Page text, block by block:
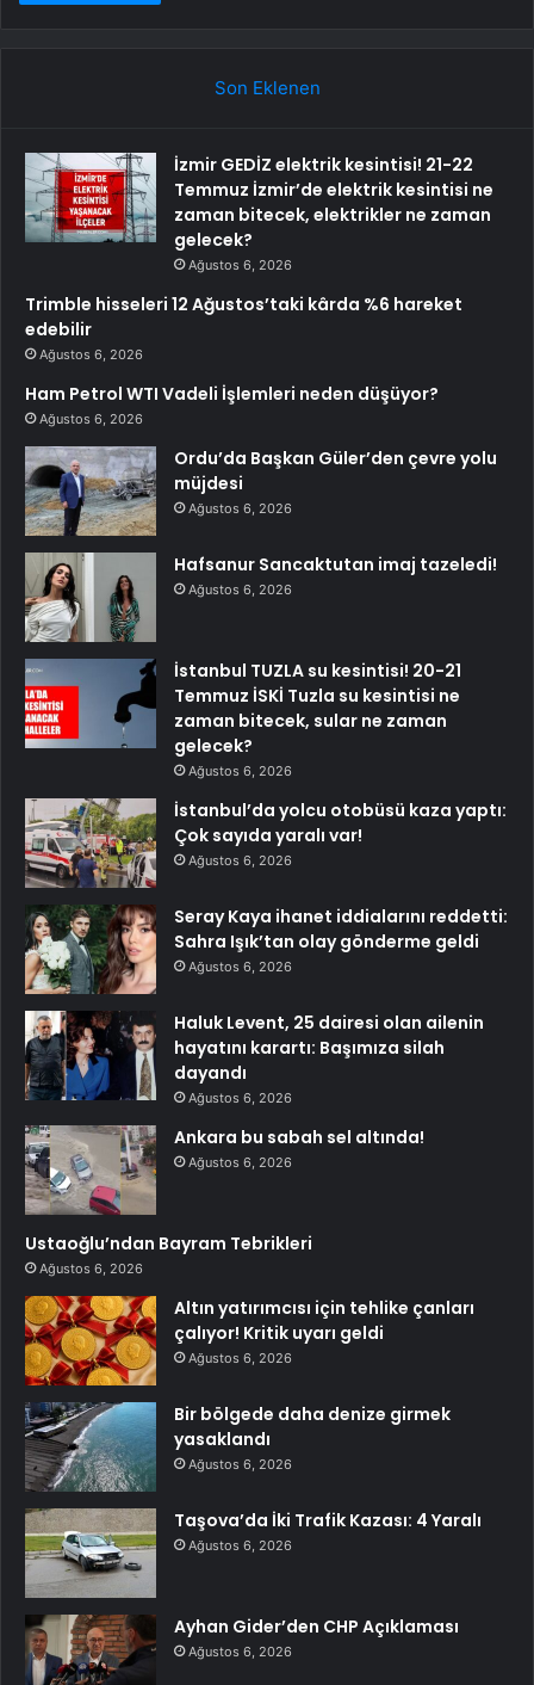
Son Eklenen
İzmir GEDİZ elektrik kesintisi! 21-22
Temmuz İzmir’de elektrik kesintisi ne
zaman bitecek, elektrikler ne zaman
gelecek?
Ağustos 6, 2026
Trimble hisseleri 12 Ağustos’taki kârda %6 hareket
edebilir
Ağustos 6, 2026
Ham Petrol WTI Vadeli İşlemleri neden düşüyor?
Ağustos 6, 2026
Ordu’da Başkan Güler’den çevre yolu
müjdesi
Ağustos 6, 2026
Hafsanur Sancaktutan imaj tazeledi!
Ağustos 6, 2026
İstanbul TUZLA su kesintisi! 20-21
Temmuz İSKİ Tuzla su kesintisi ne
zaman bitecek, sular ne zaman
gelecek?
Ağustos 6, 2026
İstanbul’da yolcu otobüsü kaza yaptı:
Çok sayıda yaralı var!
Ağustos 6, 2026
Seray Kaya ihanet iddialarını reddetti:
Sahra Işık’tan olay gönderme geldi
Ağustos 6, 2026
Haluk Levent, 25 dairesi olan ailenin
hayatını karartı: Başımıza silah
dayandı
Ağustos 6, 2026
Ankara bu sabah sel altında!
Ağustos 6, 2026
Ustaoğlu’ndan Bayram Tebrikleri
Ağustos 6, 2026
Altın yatırımcısı için tehlike çanları
çalıyor! Kritik uyarı geldi
Ağustos 6, 2026
Bir bölgede daha denize girmek
yasaklandı
Ağustos 6, 2026
Taşova’da İki Trafik Kazası: 4 Yaralı
Ağustos 6, 2026
Ayhan Gider’den CHP Açıklaması
Ağustos 6, 2026